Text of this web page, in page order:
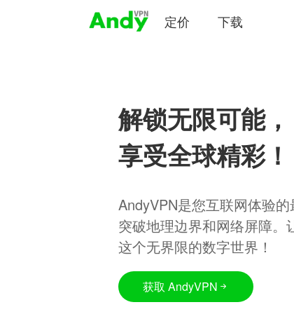
定价 下载
解锁无限可能，
享受全球精彩！
AndyVPN是您互联网体验
突破地理边界和网络屏障。
这个无界限的数字世界！
获取 AndyVPN